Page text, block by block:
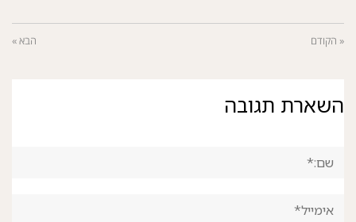
« הקודם הבא »
השארת תגובה